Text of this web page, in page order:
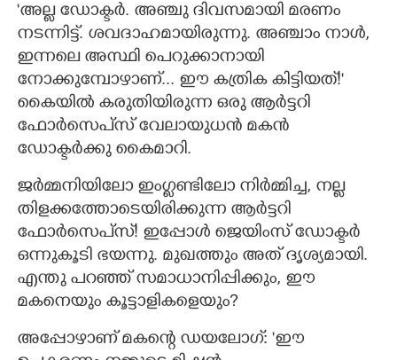
'അല്ല ഡോക്ടർ. അഞ്ചു ദിവസമായി മരണം
നടന്നിട്ട്. ശവദാഹമായിരുന്നു. അഞ്ചാം നാൾ,​
ഇന്നലെ അസ്ഥി പെറുക്കാനായി
നോക്കുമ്പോഴാണ്... ഈ കത്രിക കിട്ടിയത്!"
കൈയിൽ കരുതിയിരുന്ന ഒരു ആർട്ടറി
ഫോർസെപ്‌സ് വേലായുധൻ മകൻ
ഡോക്ടർക്കു കൈമാറി.
ജർമ്മനിയിലോ ഇംഗ്ലണ്ടിലോ നിർമ്മിച്ച,​ നല്ല
തിളക്കത്തോടെയിരിക്കുന്ന ആർട്ടറി
ഫോർസെപ്‌സ്! ഇപ്പോൾ ജെയിംസ് ഡോക്ടർ
ഒന്നുകൂടി ഭയന്നു. മുഖത്തും അത് ദൃശ്യമായി.
എന്തു പറഞ്ഞ് സമാധാനിപ്പിക്കും,​ ഈ
മകനെയും കൂട്ടാളികളെയും?
അപ്പോഴാണ് മകന്റെ ഡയലോഗ്: 'ഈ